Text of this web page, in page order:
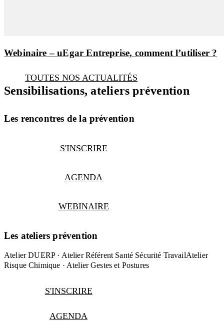
Webinaire – uEgar Entreprise, comment l’utiliser ?
TOUTES NOS ACTUALITÉS
Sensibilisations, ateliers prévention
Les rencontres de la prévention
S'INSCRIRE
AGENDA
WEBINAIRE
Les ateliers prévention
Atelier DUERP · Atelier Référent Santé Sécurité TravailAtelier
Risque Chimique · Atelier Gestes et Postures
S'INSCRIRE
AGENDA